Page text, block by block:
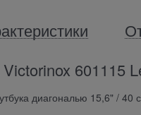
601115
диагональю 15,6" /